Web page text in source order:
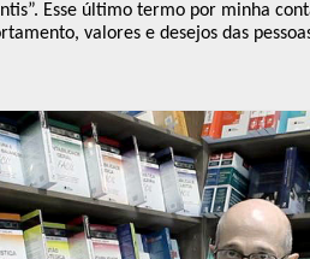
Esse último termo por minha
valores e desejos das